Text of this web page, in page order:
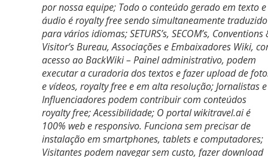
por nossa equipe; Todo o conteúdo gerado em texto e
áudio é royalty free sendo simultaneamente traduzido
para vários idiomas; SETURS’s, SECOM’s, Conventions
Visitor’s Bureau, Associações e Embaixadores Wiki,
acesso ao BackWiki – Painel administrativo, podem
executar a curadoria dos textos e fazer upload de
e vídeos, royalty free e em alta resolução; Jornalistas e
Influenciadores podem contribuir com conteúdos
royalty free; Acessibilidade; O portal wikitravel.ai é
100% web e responsivo. Funciona sem precisar de
instalação em smartphones, tablets e computadores;
Visitantes podem navegar sem custo, fazer download